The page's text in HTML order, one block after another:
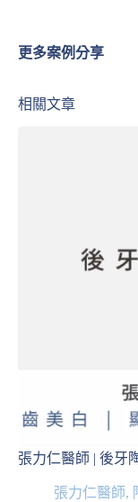
更多案例分享
相關文章
張力仁醫師 | 後牙
張力仁醫師,